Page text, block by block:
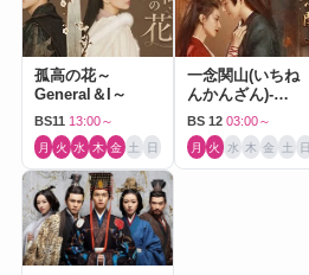
孤高の花～
General＆I～
BS11 13:00～
月 火 水 木 金 土 日
一念関山(いちね
んかんざん)-
Journey to Love-
BS 12 03:00～
月 火 水 木 金 土 日